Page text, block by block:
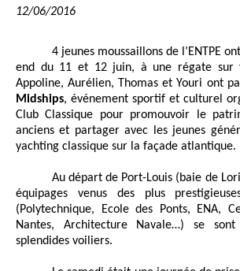
12/06/2016
4 jeunes moussaillons de l’ENTPE
end du 11 et 12 juin, à une régate sur
Appoline, Aurélien, Thomas et Youri ont
Midships, événement sportif et culturel
Club Classique pour promouvoir le
anciens et partager avec les jeunes
yachting classique sur la façade atlantique.
Au départ de Port-Louis (baie de
équipages venus des plus
(Polytechnique, Ecole des Ponts, ENA,
Nantes, Architecture Navale…) se
splendides voiliers.